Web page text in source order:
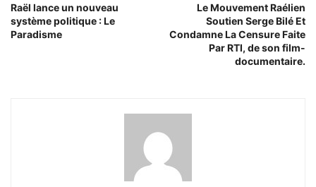
Raël lance un nouveau
système politique : Le
Paradisme
Le Mouvement Raélien
Soutien Serge Bilé Et
Condamne La Censure Faite
Par RTI, de son film-
documentaire.